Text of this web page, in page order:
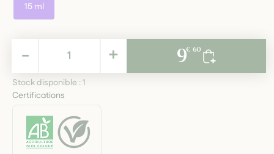
15 ml
9,60 € +
- 9€ 60
Stock disponible :1
Certifications